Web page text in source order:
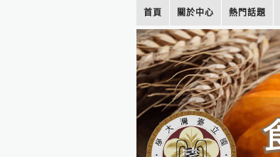
首頁 關於中心 熱門話題